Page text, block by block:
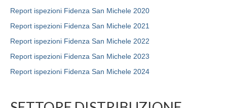
Report ispezioni Fidenza San Michele 2020
Report ispezioni Fidenza San Michele 2021
Report ispezioni Fidenza San Michele 2022
Report ispezioni Fidenza San Michele 2023
Report ispezioni Fidenza San Michele 2024